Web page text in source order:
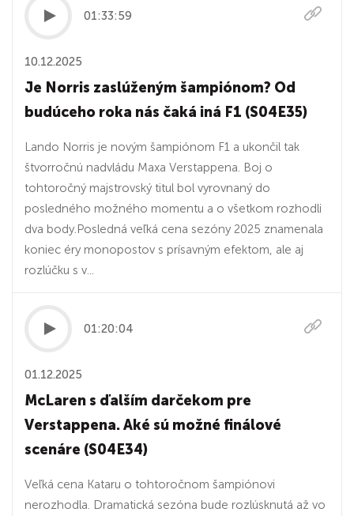
01:33:59
10.12.2025
Je Norris zaslúženým šampiónom? Od
budúceho roka nás čaká iná F1 (S04E35)
Lando Norris je novým šampiónom F1 a ukončil tak
štvorročnú nadvládu Maxa Verstappena. Boj o
tohtoročný majstrovský titul bol vyrovnaný do
posledného možného momentu a o všetkom rozhodli
dva body.Posledná veľká cena sezóny 2025 znamenala
koniec éry monopostov s prísavným efektom, ale aj
rozlúčku s v...
01:20:04
01.12.2025
McLaren s ďalším darčekom pre
Verstappena. Aké sú možné finálové
scenáre (S04E34)
Veľká cena Kataru o tohtoročnom šampiónovi
nerozhodla. Dramatická sezóna bude rozlúsknutá až vo